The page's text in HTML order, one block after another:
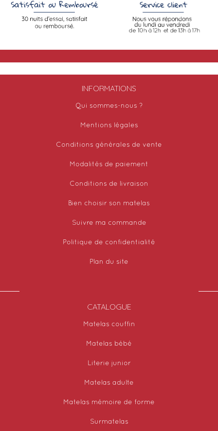
INFORMATIONS
Qui sommes-nous ?
Mentions légales
Conditions générales de vente
Modalités de paiement
Conditions de livraison
Bien choisir son matelas
Suivre ma commande
Politique de confidentialité
Plan du site
CATALOGUE
Matelas couffin
Matelas bébé
Literie junior
Matelas adulte
Matelas mémoire de forme
Surmatelas